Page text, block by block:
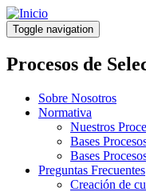
Pasar
al
contenido
principal
Toggle navigation
Procesos de
Sobre Nosotros
Normativa
Nuestros
Bases
Bases
Preguntas Frecuentes
Creación de